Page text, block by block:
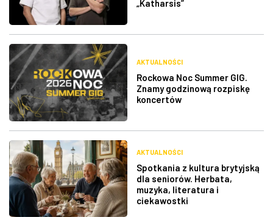
„Katharsis”
AKTUALNOŚCI
Rockowa Noc Summer GIG.
Znamy godzinową rozpiskę
koncertów
AKTUALNOŚCI
Spotkania z kultura brytyjską
dla seniorów. Herbata,
muzyka, literatura i
ciekawostki